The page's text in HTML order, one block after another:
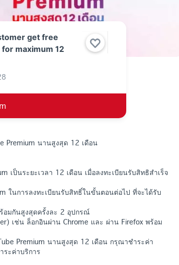
get free
maximum 12
Premium นานสูงสุด 12 เดือน
เป็นระยะเวลา 12 เดือน เมื่อลงทะเบียนรับสิทธิสำเร็จ
ในการลงทะเบียนรับสิทธิ์ในขั้นตอนต่อไป ที่จะได้รับ
อมกันสูงสุดครั้งละ 2 อุปกรณ์
เช่น ล็อกอินผ่าน Chrome และ ผ่าน Firefox พร้อม
Premium นานสูงสุด 12 เดือน กรุณาชำระค่า
ระค่าบริการ